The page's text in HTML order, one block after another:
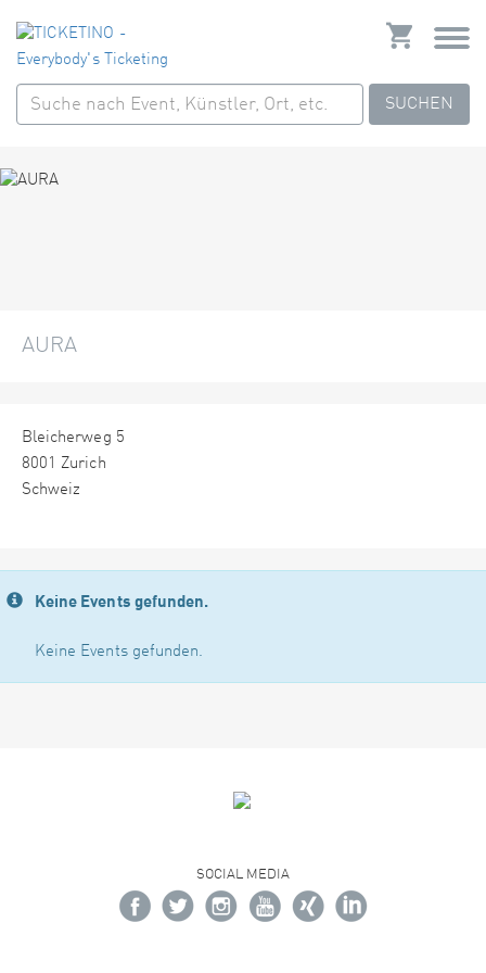
SUCHEN
AURA
Bleicherweg 5
8001 Zurich
Schweiz
Keine Events gefunden.
Keine Events gefunden.
SOCIAL MEDIA